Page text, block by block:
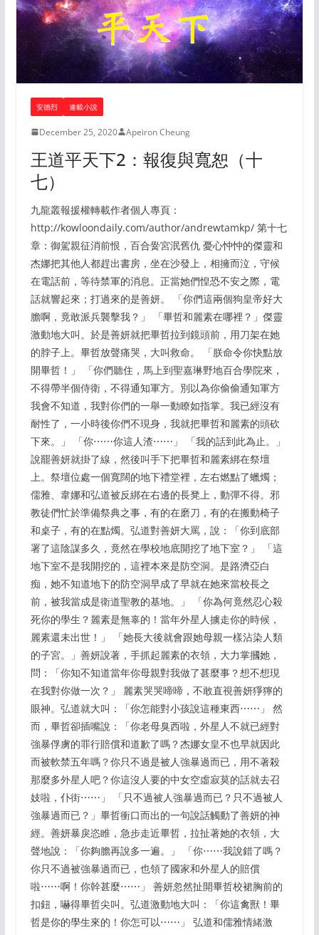
安德烈 連載小說
December 25, 2020 Apeiron Cheung
王道平天下2：報復與寬恕（十
七）
九龍叢報援權轉載作者個人專頁：
http://kowloondaily.com/author/andrewtamkp/ 第十七
章：御駕親征消前恨，百合黌宮泯舊仇 憂心忡忡的傑靈和
杰娜把其他人都趕出書房，坐在沙發上，相擁而泣，守候
在電話前，等待禁軍的消息。正當她們惶恐不安之際，電
話就響起來；打過來的是善妍。 「你們這兩個狗皇帝好大
膽啊，竟敢派兵襲擊我？」 「畢哲和麗素在哪裡？」傑靈
激動地大叫。於是善妍就把畢哲拉到鏡頭前，用刀架在她
的脖子上。畢哲放聲痛哭，大叫救命。 「朕命令你快點放
開畢哲！」 「你們聽住，馬上到聖嘉琳野地百合學院來，
不得帶半個侍衛，不得通知軍方。別以為你偷偷通知軍方
我會不知道，我對你們的一舉一動瞭如指掌。我已經沒有
耐性了，一小時後你們不現身，我就把畢哲和麗素的頭砍
下來。」 「你⋯⋯你這人渣⋯⋯」 「我的話到此為止。」
說罷善妍就掛了線，然後叫手下把畢哲和麗素綁在祭壇
上。祭壇位處一個寬闊的地下禮堂裡，左右燃點了蠟燭；
儒雅、韋娜和弘道被反綁在右邊的長凳上，動彈不得。邪
教徒們忙於準備祭典之事，有的在磨刀，有的在搬動椅子
和桌子，有的在點燭。弘道對善妍大罵，說：「你到底部
署了這陰謀多久，竟然在學校地底開挖了地下室？」 「這
地下室不是我開挖的，這裡本來是防空洞。是路濟亞白
痴，她不知道地下的防空洞早成了早就在她來當校長之
前，被我當成是衛道聖教的基地。」 「你為何竟然忍心殺
死你的學生？麗素是無辜的！當年外星人擄走你的時候，
麗素還未出世！」 「她長大後就會跟她母親一樣沾染人類
的子宮。」善妍說著，手抓起麗素的衣領，大力掌摑她，
問：「你知不知道當年你母親對我做了甚麼事？想不想現
在我對你做一次？」 麗素哭哭啼啼，不敢直視善妍猙獰的
眼神。弘道就大叫：「你怎能對小孩說這種東西⋯⋯」 然
而，畢哲卻插嘴說：「你老母臭西啦，外星人不就已經對
強暴俘虜的罪行賠償和道歉了嗎？杰娜女皇不也早就因此
而被軟禁五年嗎？你只不過是被人強暴過而已，用不著殺
那麼多外星人吧？你這沒人要的中女空虛寂莫的話就去召
妓啦，仆街⋯⋯」 「只不過被人強暴過而已？只不過被人
強暴過而已？」畢哲衝口而出的一句說話觸動了善妍的神
經。善妍暴戾恣睢，急步走近畢哲，拉扯著她的衣領，大
聲地說：「你夠膽再說多一遍。」 「你⋯⋯我說錯了嗎？
你只不過被強暴過而已，也領了國家和外星人的賠償
啦⋯⋯啊！你幹甚麼⋯⋯」 善妍忽然扯開畢哲校裙胸前的
扣鈕，嚇得畢哲尖叫。弘道激動地大叫：「你這禽獸！畢
哲是你的學生來的！你怎可以⋯⋯」 弘道和儒雅情緒激